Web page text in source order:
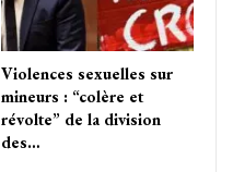
Violences sexuelles sur
mineurs : “colère et
révolte” de la division
des…